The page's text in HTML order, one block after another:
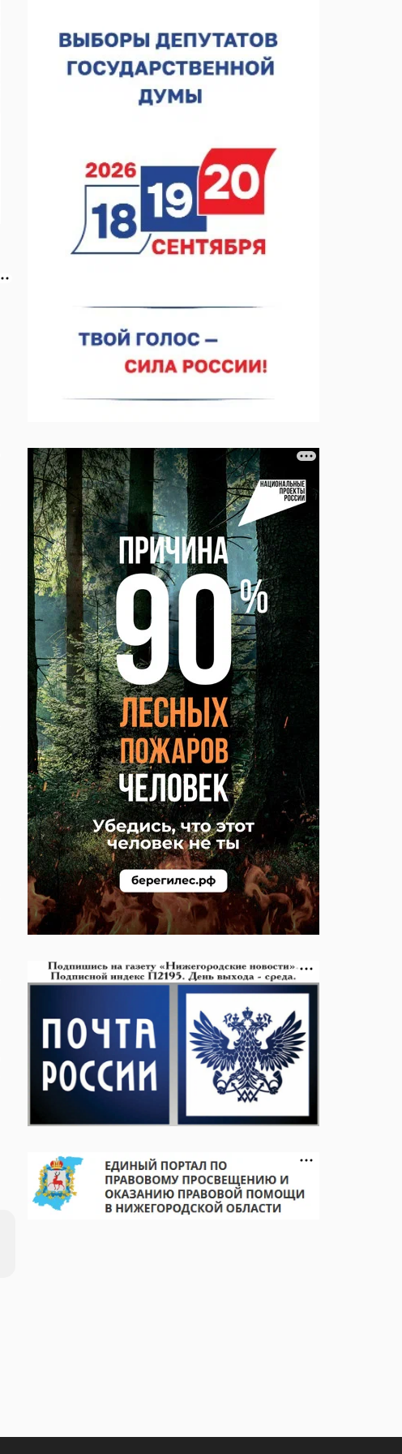
06.08.2026 15:26
Видели ночь, бежали всю ночь... На
Нижневолжской набережной прошел необычный
06.08.2026 15:05
Нижегородские хирурги выполнили трансоральную
операцию на щитовидной железе
06.08.2026 15:03